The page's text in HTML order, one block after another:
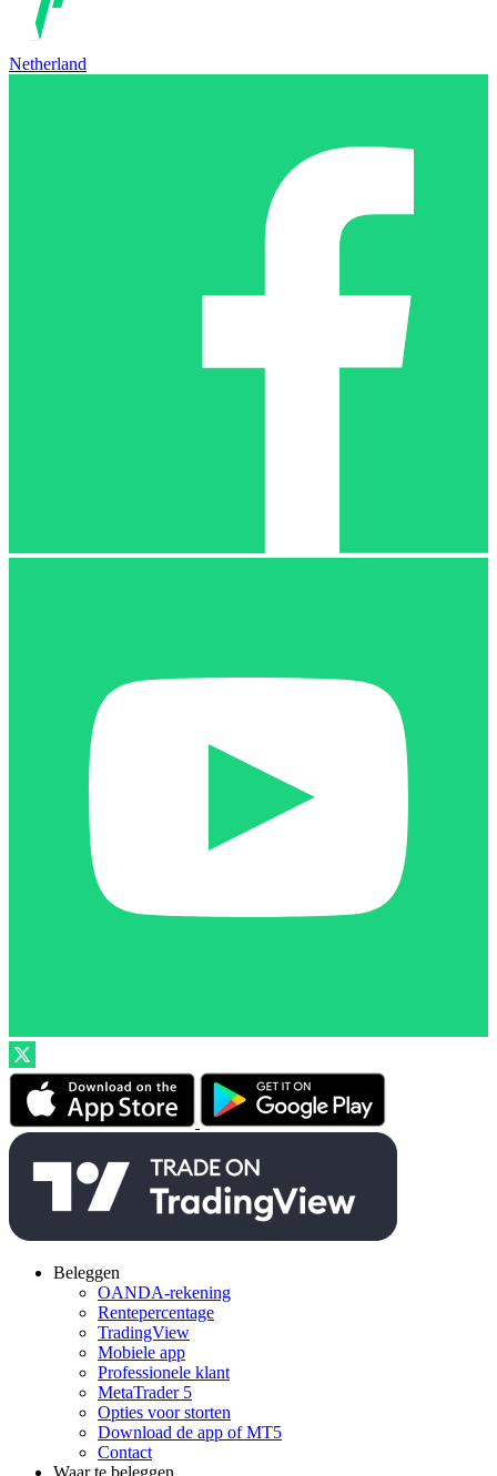
Netherland
Beleggen
OANDA-rekening
Rentepercentage
TradingView
Mobiele app
Professionele klant
MetaTrader 5
Opties voor storten
Download de app of MT5
Contact
Waar te beleggen